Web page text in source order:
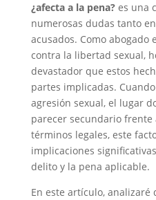
¿afecta a la pena?es una
numerosas dudas tanto
acusados. Como abogado
contra la libertad sexual,
devastador que estos
partes implicadas.
agresión sexual, el lugar
parecer secundario
términos legales, este
implicaciones
delito y la pena aplicable.
En este artículo, analizaré